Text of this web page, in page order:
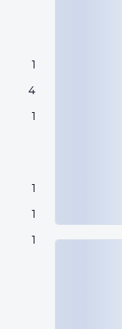
1
4
1
1
1
1